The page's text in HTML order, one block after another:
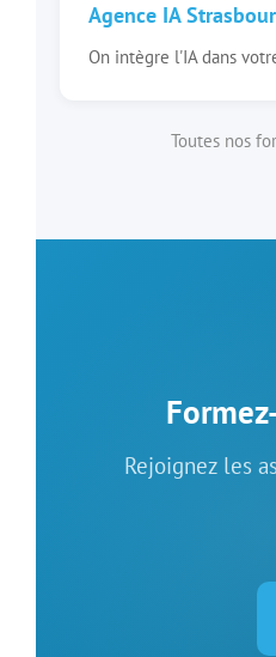
Agence IA
On intègre l'IA dans
Toutes nos
Rejoignez les